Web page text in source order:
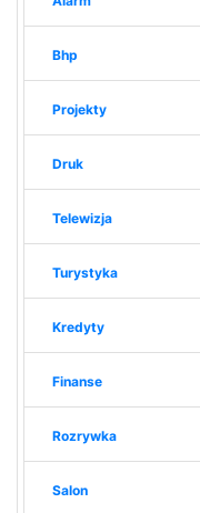
Bhp
Projekty
Druk
Telewizja
Turystyka
Kredyty
Finanse
Rozrywka
Salon